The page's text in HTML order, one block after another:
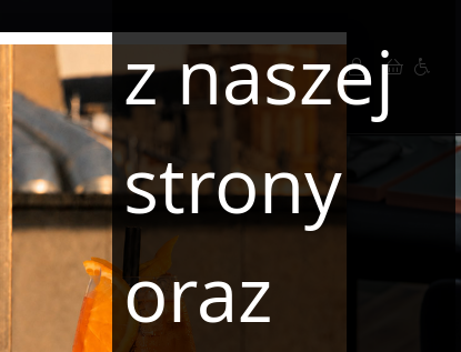
OFERTY SPECJALNE PL
z naszej
strony
oraz